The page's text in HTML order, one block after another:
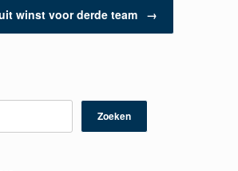
winst voor derde team →
Zoeken